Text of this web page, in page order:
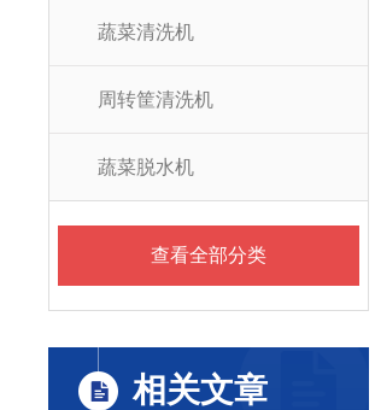
蔬菜清洗机
周转筐清洗机
蔬菜脱水机
查看全部分类
相关文章